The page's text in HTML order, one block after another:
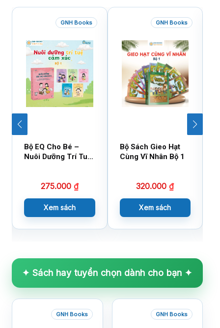
GNH Books
Bộ EQ Cho Bé –
Nuôi Dưỡng Trí Tuệ
275.000 ₫
Xem sách
GNH Books
Bộ Sách Gieo Hạt
Cùng Vĩ Nhân Bộ 1
320.000₫
Xem sách
✦ Sách hay tuyển chọn dành cho bạn ✦
GNH Books GNH Books